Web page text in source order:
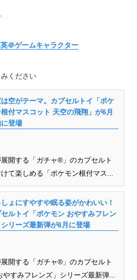
＠ゲームキャラクター
ください
空がテーマ。カプセルトイ「ポケ
付マスコット 天空の飛翔」が6月
登場
開する「ガチャ®」のカプセルト
て楽しめる「ポケモン根付マス...
ょにすやすや眠る姿がかわいい！
ルトイ「ポケモン おやすみフレン
リーズ最新弾が6月に登場
開する「ガチャ®」のカプセルト
やすみフレンズ」シリーズ最新弾...